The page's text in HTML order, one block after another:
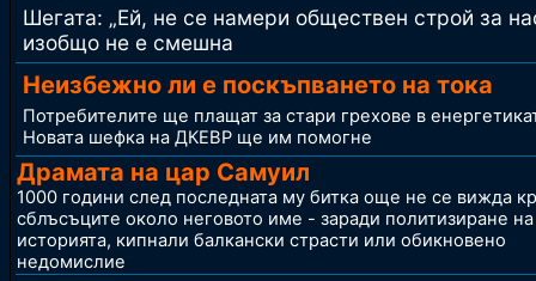
Шегата: „Ей, не се намери обществен строй за
изобщо не е смешна
Неизбежно ли е поскъпването на тока
Потребителите ще плащат за стари грехове в
Новата шефка на ДКЕВР ще им помогне
Драмата на цар Самуил
1000 години след последната му битка още не се вижда
сблъсъците около неговото име - заради политизиране на
историята, кипнали балкански страсти или обикновено
недомислие